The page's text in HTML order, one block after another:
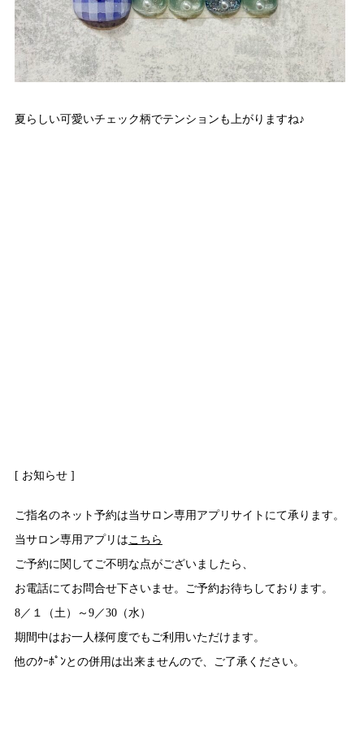
夏らしい可愛いチェック柄でテンションも上がりますね♪
[ お知らせ ]
ご指名のネット予約は当サロン専用アプリサイトにて承ります。
当サロン専用アプリはこちら
ご予約に関してご不明な点がございましたら、
お電話にてお問合せ下さいませ。ご予約お待ちしております。
8／１（土）～9／30（水）
期間中はお一人様何度でもご利用いただけます。
他のｸｰﾎﾟﾝとの併用は出来ませんので、ご了承ください。